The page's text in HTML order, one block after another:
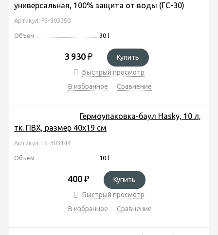
универсальная, 100% защита от воды (ГС-30)
Артикул: FS-303350
Объем 30 l
3 930 ₽
Купить
Быстрый просмотр
В избранное
Сравнение
Гермоупаковка-баул Hasky, 10 л,
тк. ПВХ, размер 40х19 см
Артикул: FS-303144
Объем 10 l
400 ₽
Купить
Быстрый просмотр
В избранное
Сравнение